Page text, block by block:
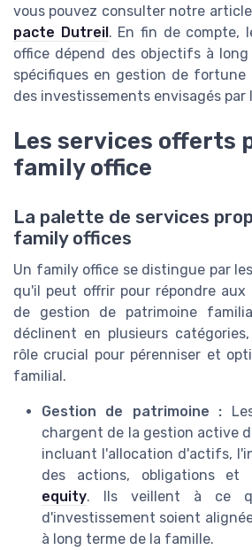
vous pouvez consulter notre
pacte Dutreil . En fin de compte,
office dépend des objectifs à
spécifiques en gestion de
des investissements envisagés par
Les services offerts
family office
La palette de services
family offices
Un family office se distingue par
qu'il peut offrir pour répondre aux
de gestion de patrimoine
déclinent en plusieurs
rôle crucial pour pérenniser et
familial.
Gestion de patrimoine :
chargent de la gestion active
incluant l'allocation d'actifs,
des actions, obligations et
equity. Ils veillent à ce
d'investissement soient
à long terme de la famille.